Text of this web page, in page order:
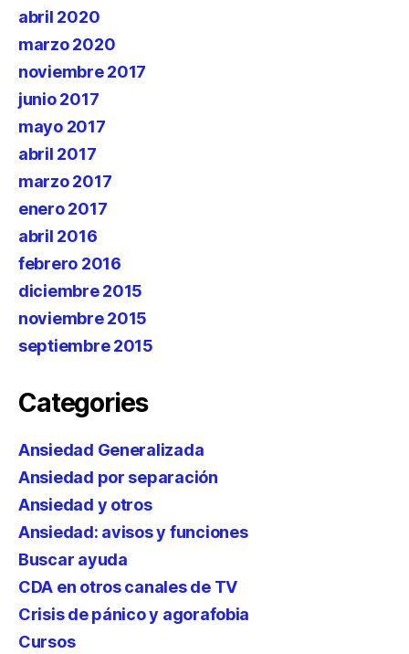
abril 2020
marzo 2020
noviembre 2017
junio 2017
mayo 2017
abril 2017
marzo 2017
enero 2017
abril 2016
febrero 2016
diciembre 2015
noviembre 2015
septiembre 2015
Categories
Ansiedad Generalizada
Ansiedad por separación
Ansiedad y otros
Ansiedad: avisos y funciones
Buscar ayuda
CDA en otros canales de TV
Crisis de pánico y agorafobia
Cursos